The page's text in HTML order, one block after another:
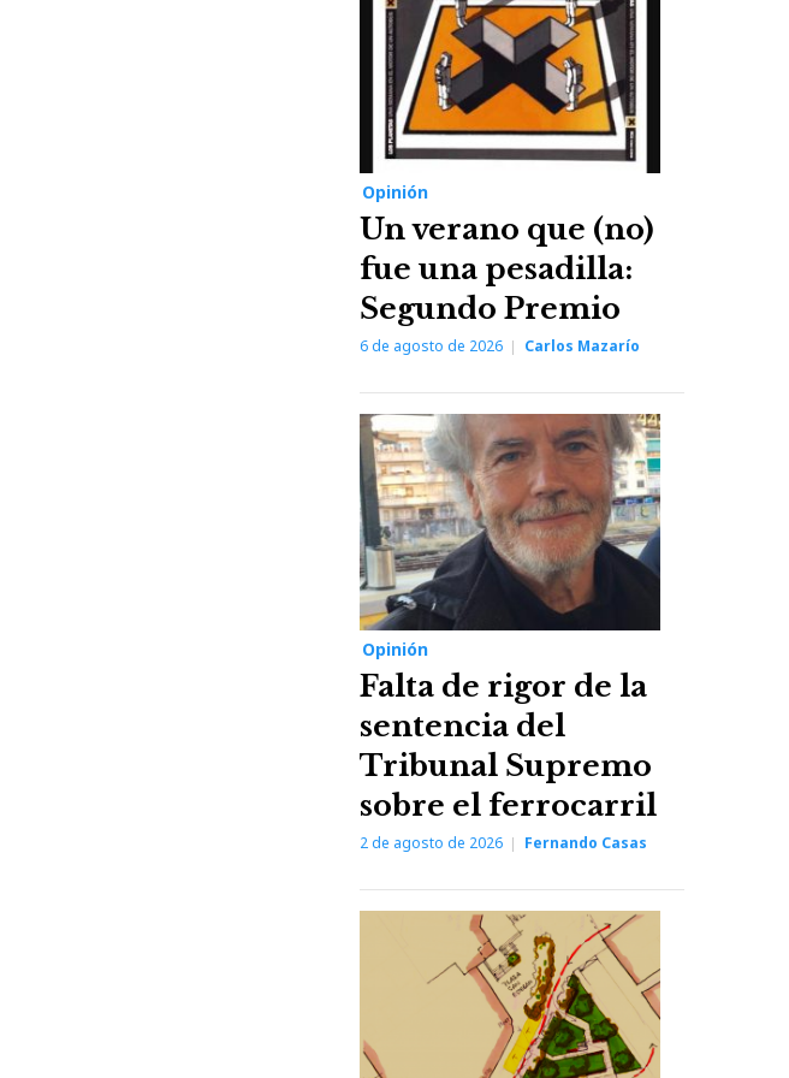
Opinión
Un verano que (no)
fue una pesadilla:
Segundo Premio
6 de agosto de 2026 Carlos Mazarío
Opinión
Falta de rigor de la
sentencia del
Tribunal Supremo
sobre el ferrocarril
2 de agosto de 2026 Fernando Casas